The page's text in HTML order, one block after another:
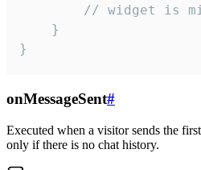
// widget is
    }
}
onMessageSent#
Executed when a visitor sends the
only if there is no chat history.